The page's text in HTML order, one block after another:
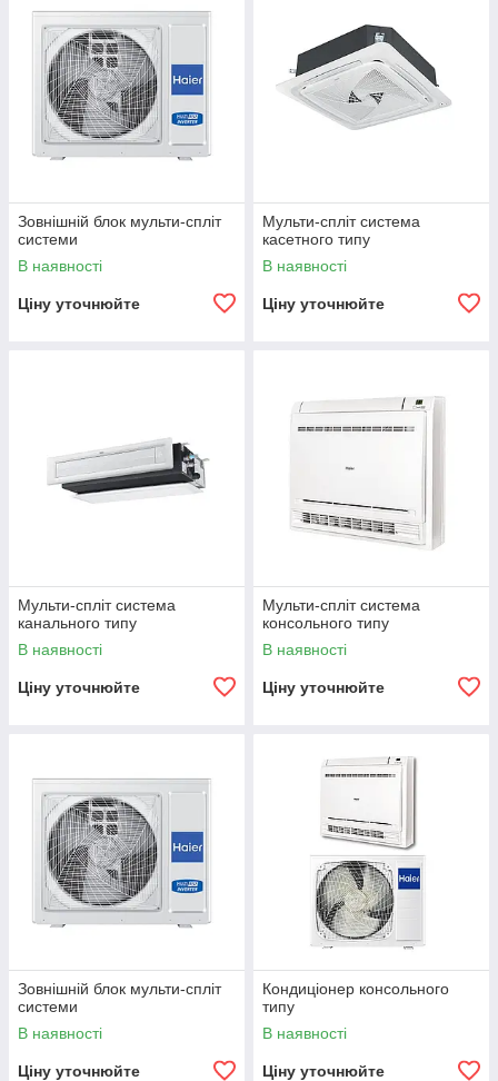
Зовнішній блок мульти-спліт
системи
В наявності
Ціну уточнюйте
Мульти-спліт система
касетного типу
В наявності
Ціну уточнюйте
Мульти-спліт система
канального типу
В наявності
Ціну уточнюйте
Мульти-спліт система
консольного типу
В наявності
Ціну уточнюйте
Зовнішній блок мульти-спліт
системи
В наявності
Ціну уточнюйте
Кондиціонер консольного
типу
В наявності
Ціну уточнюйте